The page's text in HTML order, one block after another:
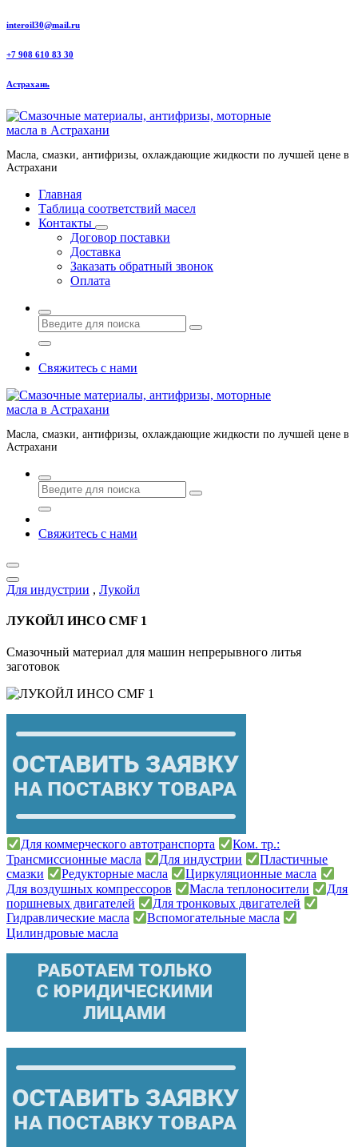
Перейти
содержанию
interoil30@mail.ru
+7 908 610 83 30
Астрахань
Масла, смазки, антифризы, охлаждающие жидкости по лучшей цене в
Астрахани
Главная
Таблица соответствий масел
Контакты
Договор поставки
Доставка
Заказать обратный звонок
Оплата
Свяжитесь с нами
Масла, смазки, антифризы, охлаждающие жидкости по лучшей цене в
Астрахани
Свяжитесь с нами
Для индустрии , Лукойл
ЛУКОЙЛ ИНСО CMF 1
Cмазочный материал для машин непрерывного литья
заготовок
Для коммерческого автотранспорта
Ком. тр.:
Трансмиссионные масла
Для индустрии
Пластичные
смазки
Редукторные масла
Циркуляционные масла
Для воздушных компрессоров
Масла теплоносители
Для
поршневых двигателей
Для тронковых двигателей
Гидравлические масла
Вспомогательные масла
Цилиндровые масла